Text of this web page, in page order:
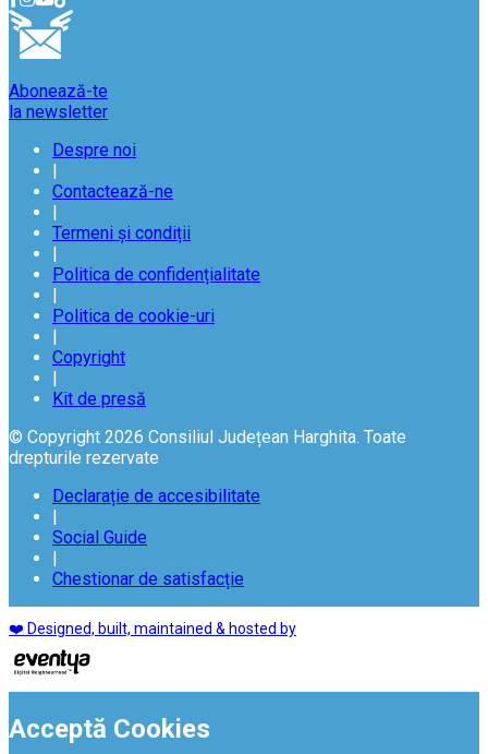
Abonează-te
la newsletter
Despre noi
|
Contactează-ne
|
Termeni și condiții
|
Politica de confidențialitate
|
Politica de cookie-uri
|
Copyright
|
Kit de presă
© Copyright 2026 Consiliul Județean Harghita. Toate
drepturile rezervate
Declarație de accesibilitate
|
Social Guide
|
Chestionar de satisfacție
❤️ Designed, built, maintained & hosted by
Acceptă Cookies